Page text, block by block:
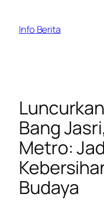
content
Info Berita
Bang
Metro:
Budaya